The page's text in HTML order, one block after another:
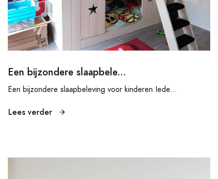
Een bijzondere slaapbele...
Een bijzondere slaapbeleving voor kinderen Iede...
Lees verder